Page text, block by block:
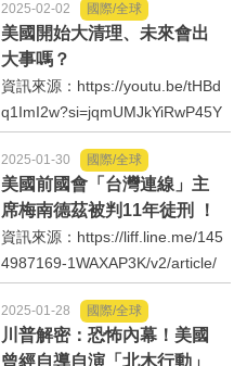
資訊來源：https://youtu.be/HNb
_OiWYmvo
2025-02-02 國際/全球
美國開始大清理、未來會出
大事嗎？
資訊來源：https://youtu.be/tHBd
q1ImI2w?si=jqmUMJkYiRwP45Y
z
2025-01-30 國際/全球
美國前國會「台灣連線」主
席梅南德茲被判11年徒刑 ！
資訊來源：https://liff.line.me/145
4987169-1WAXAP3K/v2/article/
60WxL6n?utm_source=lineshar
e貪腐貪到16項重罪、美國前國會
「台灣連線」主席梅南德茲被判1
2025-01-28 國際/全球
川普解密：恐怖內幕！美國
曾經自導自演「北木行動」